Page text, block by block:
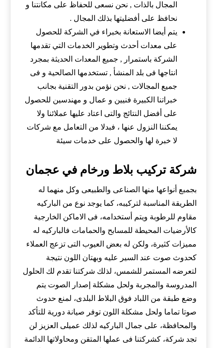
المجال بالذات , نحن نسعى للحفاظ على مكانتنا و
نحافظ على أفضليتها بذلك المجال .
يتم أيضا الاستعانة بخبراء في الشركة للحصول
على معدات أحدث وتطوير الخدمات التي تقدمها
الشركة باستمرار , جميع المعدات الحديثة بمجرد
انتاجها فى بلد المنشأ , تستخدمها الصالحية و فى
جميع المجالات , نحن نؤمن بدور التقنية بجانب
خبراتنا الكبيرة فنيين و عمال و مهندسين للحصول
على أفضل النتائج والتى اعتاد عليها عملائنا ولا
يمكننا النزول عنها ، فبدلا من التعامل مع شركات
لا خبرة لها والحصول على خدمات سيئة
شركة تركيب بلاط ورخام في عجمان
بجمبع أنواعها منها الصناعى والطبيعى وكل منهما له
الطريقة المناسبة لتركيبه، كما يوجد نوع من الباركيه
مقاوم للرطوبة ويتم أستخدامه، فى الاماكن الخارجية
كالأرضيات المحيطة للمسابح والحمامات فالباركيه له
مميزات كثيرة، ولكن له بعض العيوب التى تزعج العملاء
كحدوث صوت عند السير عليه وبهتان اللون نتيجة
لتعرضه المستمر للشمس، لذلك شركتنا تقدم لك الحلول
المدروسة والمجربة ولحل مشكلة إصدار الصوت يتم
وضع طبقة من اللباد فوق البلاط البلدى، لمنع حدوث
صوتا تماما ولحل مشكلة اللون توفر صيانة دورية للتأكد
والمحافظة، على جمال الباركيه لذلك عميلى العزيز لن
تجد شركة، كشركتنا فى عملها المتقن ومحاولاتها الدائمة